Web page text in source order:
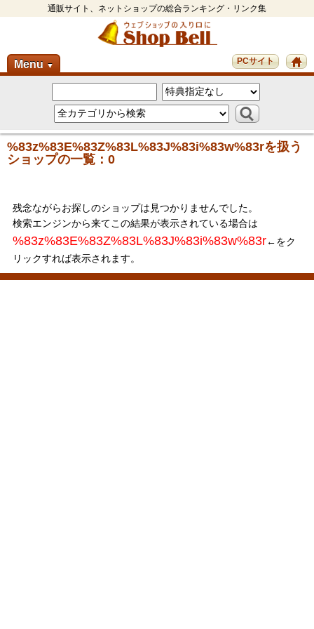
通販サイト、ネットショップの総合ランキング・リンク集
Menu ▼ PCサイト
%83z%83E%83Z%83L%83J%83i%83w%83rを扱う
ショップの一覧：0
残念ながらお探しのショップは見つかりませんでした。
検索エンジンから来てこの結果が表示されている場合は
%83z%83E%83Z%83L%83J%83i%83w%83r←をク
リックすれば表示されます。